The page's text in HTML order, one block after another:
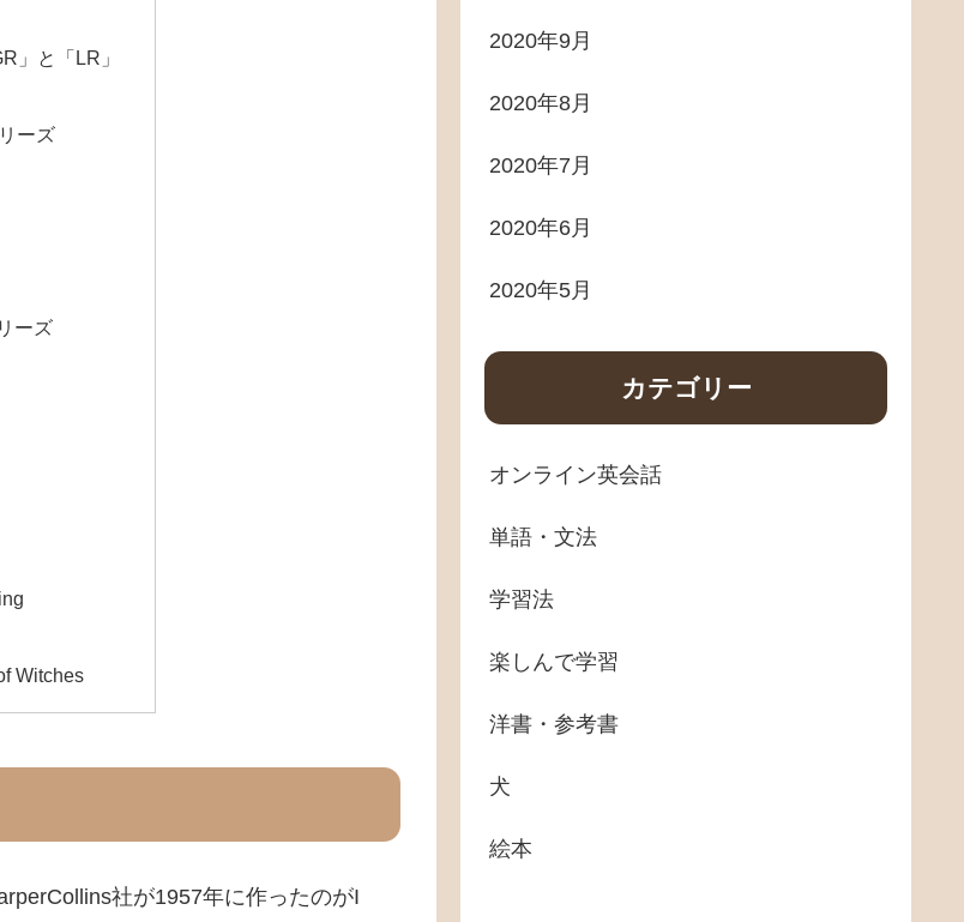
」と「LR」
ーズ
ーズ
Witches
社が1957年に作ったのがI
2020年9月
2020年8月
2020年7月
2020年6月
2020年5月
カテゴリー
オンライン英会話
単語・文法
学習法
楽しんで学習
洋書・参考書
犬
絵本